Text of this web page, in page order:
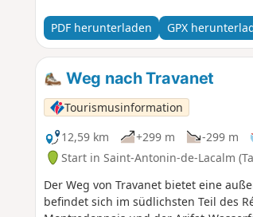
PDF herunterladen GPX
Weg nach Travanet
Tourismusinformation
12,59 km
+299 m -299 m
Start in Saint-Antonin-de-Lacalm
Der Weg von Travanet bietet eine
befindet sich im südlichsten Teil des